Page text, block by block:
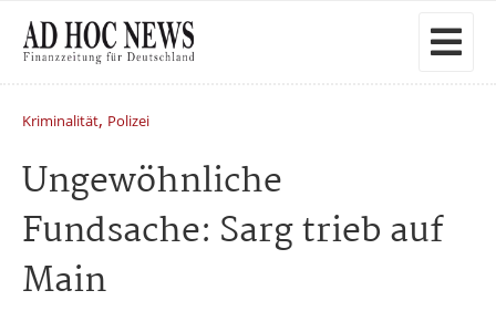
Kriminalität, Polizei
Ungewöhnliche
Fundsache: Sarg trieb auf
Main